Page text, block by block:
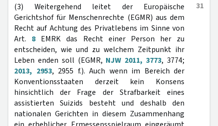
31
(3) Weitergehend leitet der Europäische
Gerichtshof für Menschenrechte (EGMR) aus dem
Recht auf Achtung des Privatlebens im Sinne von
Art. 8 EMRK das Recht einer Person her zu
entscheiden, wie und zu welchem Zeitpunkt ihr
Leben enden soll (EGMR, NJW 2011, 3773, 3774;
2013, 2953, 2955 f.). Auch wenn im Bereich der
Konventionsstaaten derzeit kein Konsens
hinsichtlich der Frage der Strafbarkeit eines
assistierten Suizids besteht und deshalb den
nationalen Gerichten in diesem Zusammenhang